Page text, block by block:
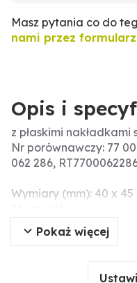
Masz pytania co do
nami przez formularz
Opis i
z płaskimi
Nr porównawczy: 77
062 286,
Wymiary (mm): 40 x 45
Pokaż więcej